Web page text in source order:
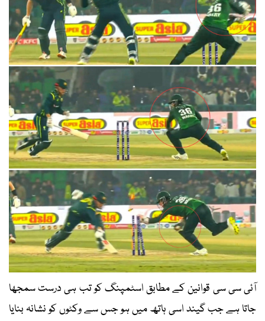
آئی سی سی قوانین کے مطابق اسٹمپنگ کو تب ہی درست سمجھا
جاتا ہے جب گیند اسی ہاتھ میں ہو جس سے وکٹوں کو نشانہ بنایا